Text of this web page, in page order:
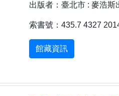
出版者：臺北市 : 麥浩斯
索書號：435.7 4327
館藏資訊